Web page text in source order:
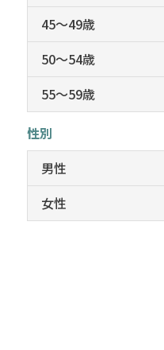
45～49歳
50～54歳
55～59歳
性別
男性
女性